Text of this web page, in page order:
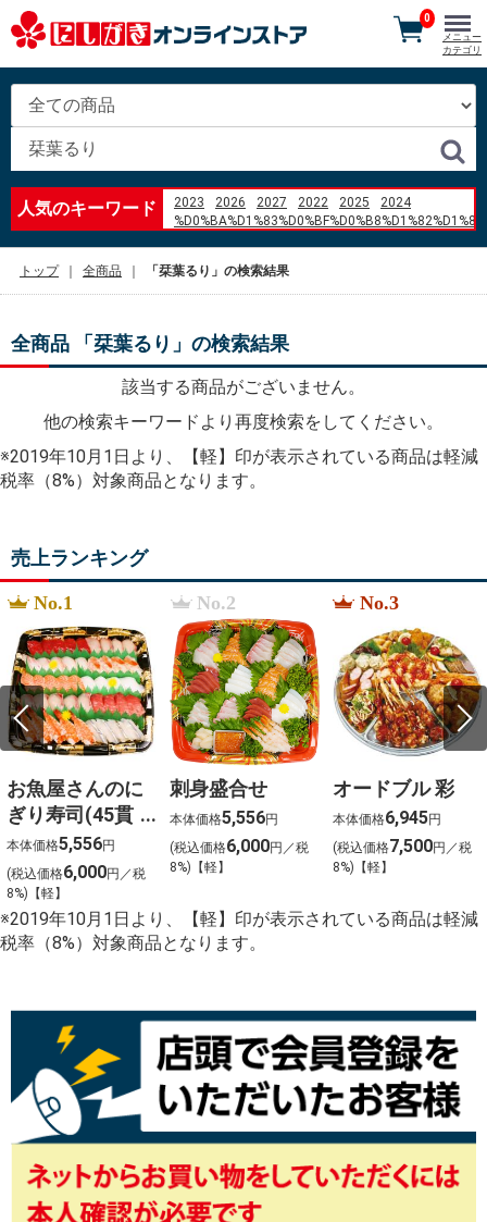
人気のキーワード 2023 2026 2027 2022 2025
2024
%D0%BA%D1%83%D0%BF%D0%B8%D1%82%D1%8C
%D1%84%D0%BE%D1%80%D0%B4
%D1%84%D1%8C%D1%8E%D0%B6%D0%BD 1.6
ぼたもち
%E7%95%B0%E6%80%A7
%E4%B8%89%E6%9C%AC%E7%8F%88%E7%90%B2
Atizap%C3%A1n de Zaragoza
%E3%83%81%E3%83%A3%E3%83%BC%E3%82%B8
site%3Aokayama-kakejiku.jp
0
メニュー
カテゴリ
トップ 全商品 「栞葉るり」の検索結果
全商品 「栞葉るり」の検索結果
該当する商品がございません。
他の検索キーワードより再度検索をしてください。
※2019年10月1日より、【軽】印が表示されている商品は軽減
税率（8%）対象商品となります。
売上ランキング
No.1
お魚屋さんのに
ぎり寿司(45貫
入)
本体価格5,556円
(税込価格6,000円／税
8%)【軽】
No.2
刺身盛合せ
本体価格5,556円
(税込価格6,000円／税
8%)【軽】
No.3
オードブル 彩
本体価格6,945円
(税込価格7,500円／税
8%)【軽】
※2019年10月1日より、【軽】印が表示されている商品は軽減
税率（8%）対象商品となります。